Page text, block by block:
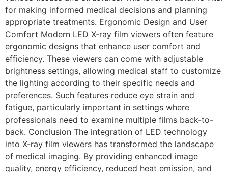
for making informed medical decisions and planning
appropriate treatments. Ergonomic Design and User
Comfort Modern LED X-ray film viewers often feature
ergonomic designs that enhance user comfort and
efficiency. These viewers can come with adjustable
brightness settings, allowing medical staff to customize
the lighting according to their specific needs and
preferences. Such features reduce eye strain and
fatigue, particularly important in settings where
professionals need to examine multiple films back-to-
back. Conclusion The integration of LED technology
into X-ray film viewers has transformed the landscape
of medical imaging. By providing enhanced image
quality, energy efficiency, reduced heat emission, and